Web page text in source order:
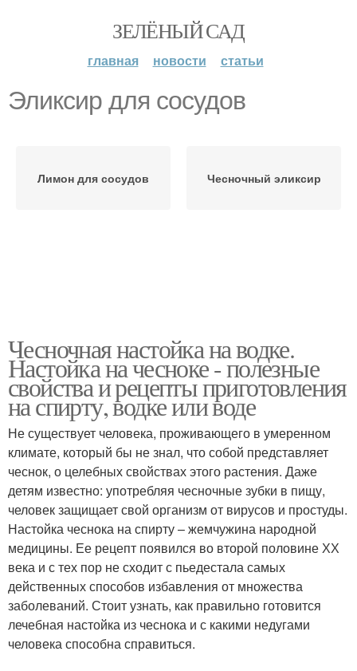
ЗЕЛЁНЫЙ САД
главная новости статьи
Эликсир для сосудов
Лимон для сосудов Чесночный эликсир
Чесночная настойка на водке.
Настойка на чесноке - полезные
свойства и рецепты приготовления
на спирту, водке или воде
Не существует человека, проживающего в умеренном
климате, который бы не знал, что собой представляет
чеснок, о целебных свойствах этого растения. Даже
детям известно: употребляя чесночные зубки в пищу,
человек защищает свой организм от вирусов и простуды.
Настойка чеснока на спирту – жемчужина народной
медицины. Ее рецепт появился во второй половине ХХ
века и с тех пор не сходит с пьедестала самых
действенных способов избавления от множества
заболеваний. Стоит узнать, как правильно готовится
лечебная настойка из чеснока и с какими недугами
человека способна справиться.